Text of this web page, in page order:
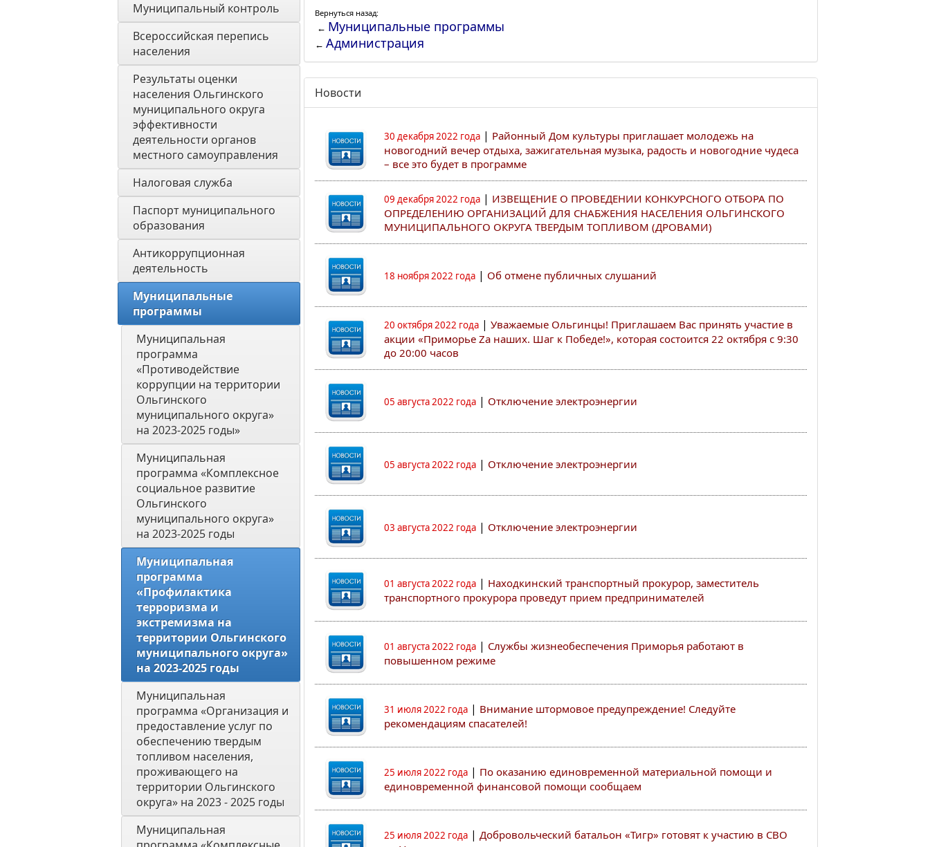
Муниципальный контроль
Всероссийская перепись
населения
Результаты оценки
населения Ольгинского
муниципального округа
эффективности
деятельности органов
местного самоуправления
Налоговая служба
Паспорт муниципального
образования
Антикоррупционная
деятельность
Муниципальные
программы
Муниципальная
программа
«Противодействие
коррупции на территории
Ольгинского
муниципального округа»
на 2023-2025 годы»
Муниципальная
программа «Комплексное
социальное развитие
Ольгинского
муниципального округа»
на 2023-2025 годы
Муниципальная
программа
«Профилактика
терроризма и
экстремизма на
территории Ольгинского
муниципального округа»
на 2023-2025 годы
Муниципальная
программа «Организация и
предоставление услуг по
обеспечению твердым
топливом населения,
проживающего на
территории Ольгинского
округа» на 2023 - 2025 годы
Муниципальная
Вернуться назад:
← Муниципальные программы
← Администрация
Новости
30 декабря 2022 года | Районный Дом культуры приглашает молодежь на
новогодний вечер отдыха, зажигательная музыка, радость и новогодние чудеса
– все это будет в программе
09 декабря 2022 года | ИЗВЕЩЕНИЕ О ПРОВЕДЕНИИ КОНКУРСНОГО ОТБОРА ПО
ОПРЕДЕЛЕНИЮ ОРГАНИЗАЦИЙ ДЛЯ СНАБЖЕНИЯ НАСЕЛЕНИЯ ОЛЬГИНСКОГО
МУНИЦИПАЛЬНОГО ОКРУГА ТВЕРДЫМ ТОПЛИВОМ (ДРОВАМИ)
18 ноября 2022 года | Об отмене публичных слушаний
20 октября 2022 года | Уважаемые Ольгинцы! Приглашаем Вас принять участие в
акции «Приморье Zа наших. Шаг к Победе!», которая состоится 22 октября с 9:30
до 20:00 часов
05 августа 2022 года | Отключение электроэнергии
05 августа 2022 года | Отключение электроэнергии
03 августа 2022 года | Отключение электроэнергии
01 августа 2022 года | Находкинский транспортный прокурор, заместитель
транспортного прокурора проведут прием предпринимателей
01 августа 2022 года | Службы жизнеобеспечения Приморья работают в
повышенном режиме
31 июля 2022 года | Внимание штормовое предупреждение! Следуйте
рекомендациям спасателей!
25 июля 2022 года | По оказанию единовременной материальной помощи и
единовременной финансовой помощи сообщаем
25 июля 2022 года | Добровольческий батальон «Тигр» готовят к участию в СВО